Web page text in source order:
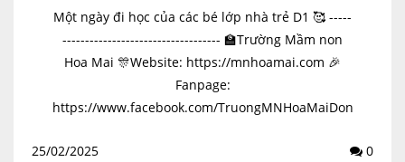
Một ngày đi học của các bé lớp nhà trẻ D1 🥰 -----
----------------------------------- 🏫Trường Mầm non
Hoa Mai 🎊Website: https://mnhoamai.com 🎉
Fanpage:
https://www.facebook.com/TruongMNHoaMaiDon
mnhoamai-dd@hanoiedu.vn
25/02/2025 0